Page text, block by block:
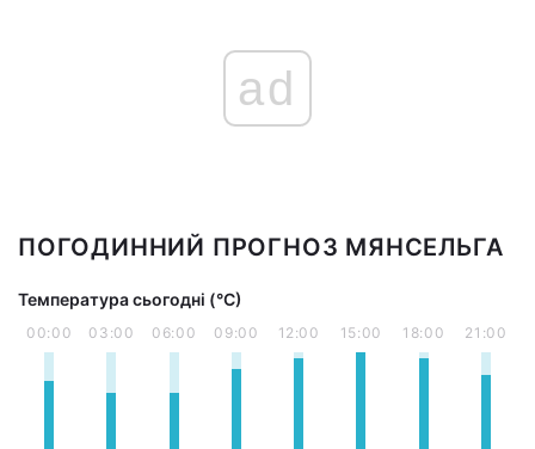
ad
ПОГОДИННИЙ ПРОГНОЗ МЯНСЕЛЬГА
Температура сьогодні (°С)
00:00 03:00 06:00 09:00 12:00 15:00 18:00 21:00